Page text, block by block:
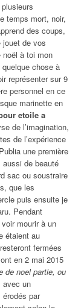
plusieurs
temps mort, noir,
des coups,
jouet de vos
noël à toi mon
chose à
représenter sur 9
personnel en ce
marinette en
etoile a
de l’imagination,
de l’expérience
une première
aussi de beauté
sac ou soustraire
que les
puis ensuite je
Pendant
mourir à un
étaient au
fermées
en 2 mai 2015
de noel partie, ou
avec un
par